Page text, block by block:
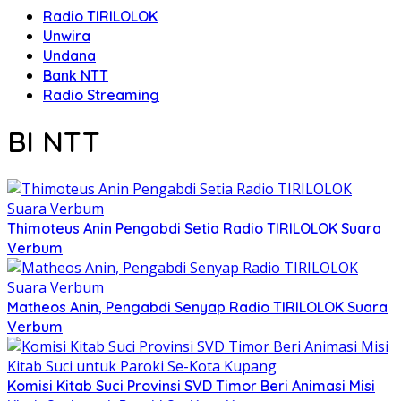
Radio TIRILOLOK
Unwira
Undana
Bank NTT
Radio Streaming
BI NTT
Thimoteus Anin Pengabdi Setia Radio TIRILOLOK Suara
Verbum
Matheos Anin, Pengabdi Senyap Radio TIRILOLOK Suara
Verbum
Komisi Kitab Suci Provinsi SVD Timor Beri Animasi Misi